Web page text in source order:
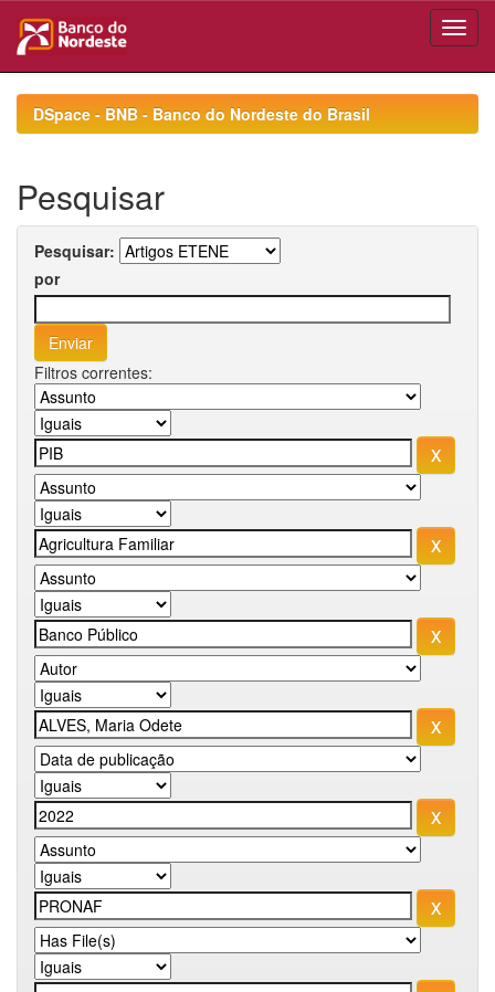
navigationDSpace - BNB - Banco do Nordeste do Brasil
Pesquisar
Pesquisar:
por
Filtros correntes: